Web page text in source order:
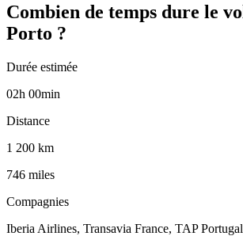
Combien de temps dure le
Porto ?
Durée estimée
02h 00min
Distance
1 200 km
746 miles
Compagnies
Iberia Airlines, Transavia France, TAP